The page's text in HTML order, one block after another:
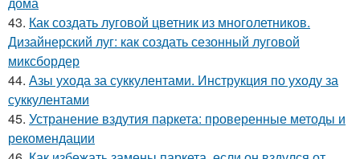
43. Как создать луговой цветник из многолетников.
Дизайнерский луг: как создать сезонный луговой
миксбордер
44. Азы ухода за суккулентами. Инструкция по уходу за
суккулентами
45. Устранение вздутия паркета: проверенные методы и
рекомендации